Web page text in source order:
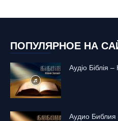
ПОПУЛЯРНОЕ НА
Аудіо Біблія
Аудио Библия